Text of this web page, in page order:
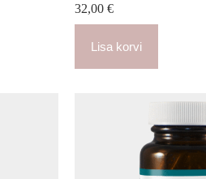
32,00€
Lisa korvi